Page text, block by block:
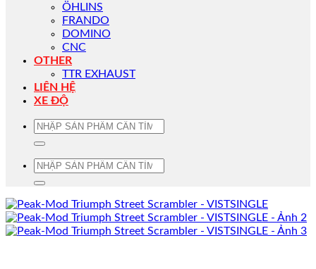
ÖHLINS
FRANDO
DOMINO
CNC
OTHER
TTR EXHAUST
LIÊN HỆ
XE ĐỘ
Tìm
Tìm